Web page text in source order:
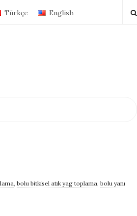
Türkçe English
, bolu bitkisel atık yag toplama, bolu yanı